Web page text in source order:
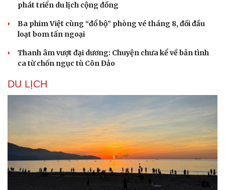
phát triển du lịch cộng đồng
Ba phim Việt cùng “đổ bộ” phòng vé tháng 8, đối đầu
loạt bom tấn ngoại
Thanh âm vượt đại dương: Chuyện chưa kể về bản tình
ca từ chốn ngục tù Côn Đảo
DU LỊCH